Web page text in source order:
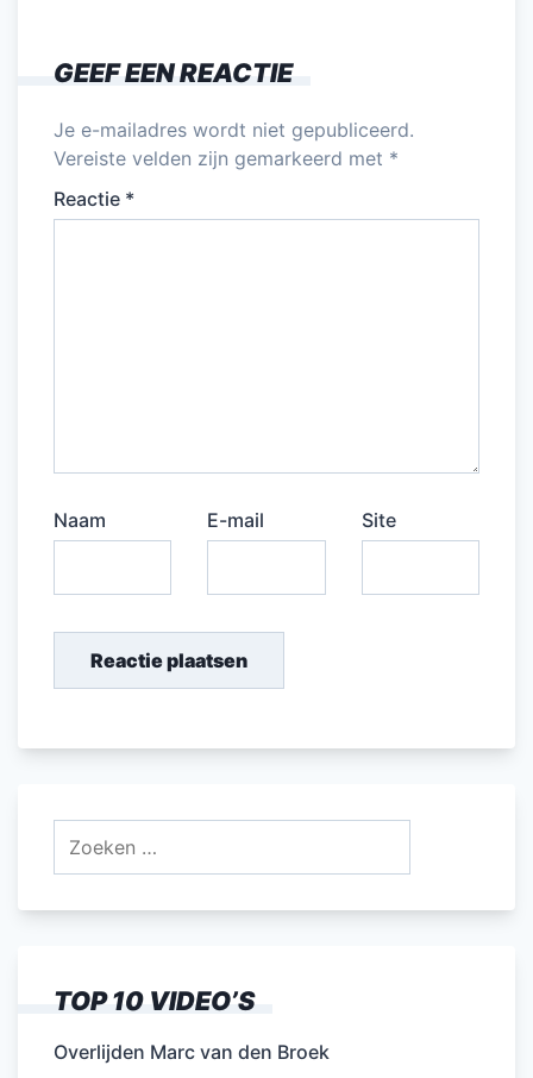
GEEF EEN REACTIE
Je e-mailadres wordt niet gepubliceerd.
Vereiste velden zijn gemarkeerd met *
Reactie *
Naam E-mail Site
Zoeken
TOP 10 VIDEO’S
Overlijden Marc van den Broek